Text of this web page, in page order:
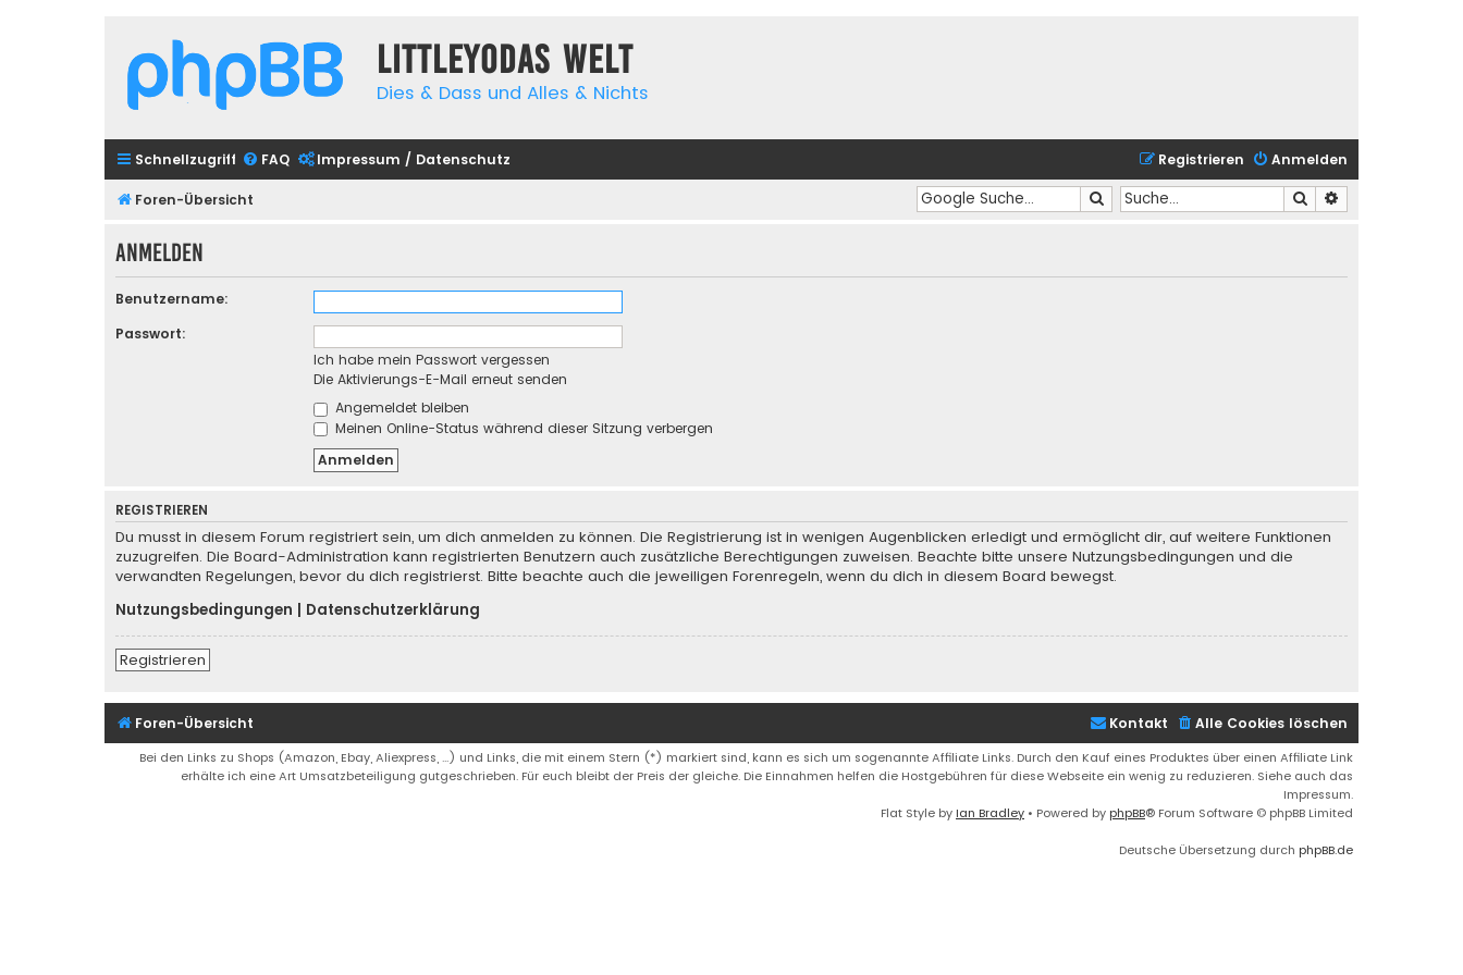
Littleyodas Welt
Dies & Dass und Alles & Nichts
Schnellzugriff FAQ Impressum / Datenschutz Anmelden
Registrieren
Foren-Übersicht Suche
Suche
Anmelden
Benutzername:
Passwort:
Ich habe mein Passwort vergessen
Die Aktivierungs-E-Mail erneut senden
Angemeldet bleiben
Meinen Online-Status während dieser Sitzung verbergen
REGISTRIEREN
Du musst in diesem Forum registriert sein, um dich anmelden zu können. Die Registrierung ist in wenigen Augenblicken erledigt und ermöglicht dir, auf weitere Funktionen
zuzugreifen. Die Board-Administration kann registrierten Benutzern auch zusätzliche Berechtigungen zuweisen. Beachte bitte unsere Nutzungsbedingungen und die
verwandten Regelungen, bevor du dich registrierst. Bitte beachte auch die jeweiligen Forenregeln, wenn du dich in diesem Board bewegst.
Nutzungsbedingungen
Datenschutzerklärung
Registrieren
Foren-Übersicht Alle Cookies löschen
Kontakt
Bei den Links zu Shops (Amazon, Ebay, Aliexpress, ...) und Links, die mit einem Stern (*) markiert sind, kann es sich um sogenannte Affiliate Links. Durch den Kauf eines Produktes über einen Affiliate Link
erhälte ich eine Art Umsatzbeteiligung gutgeschrieben. Für euch bleibt der Preis der gleiche. Die Einnahmen helfen die Hostgebühren für diese Webseite ein wenig zu reduzieren. Siehe auch das
Impressum.
Flat Style by Ian Bradley • Powered by phpBB® Forum Software © phpBB Limited
Deutsche Übersetzung durch phpBB.de